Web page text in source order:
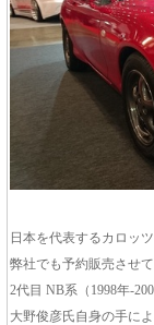
日本を代表するカロッ
弊社でも予約販売させ
2代目 NB系（1998年-
大野俊彦氏自身の手に